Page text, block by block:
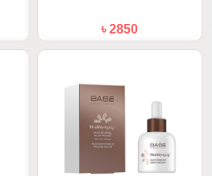
৳ 2850